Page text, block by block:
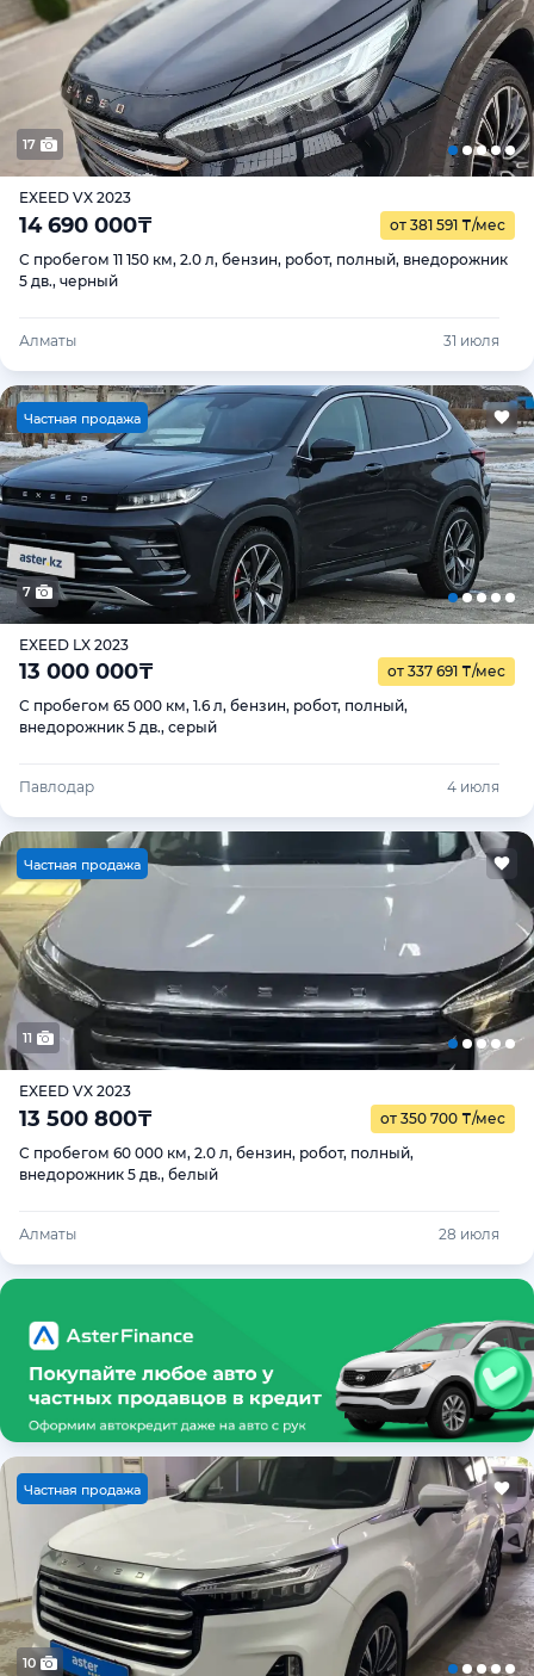
17
EXEED VX 2023
14 690 000₸ от 381 591 ₸/мес
С пробегом 11 150 км, 2.0 л, бензин, робот, полный, внедорожник
5 дв., черный
Алматы 31 июля
Частная продажа
7
EXEED LX 2023
13 000 000₸ от 337 691 ₸/мес
С пробегом 65 000 км, 1.6 л, бензин, робот, полный,
внедорожник 5 дв., серый
Павлодар 4 июля
Частная продажа
11
EXEED VX 2023
13 500 800₸ от 350 700 ₸/мес
С пробегом 60 000 км, 2.0 л, бензин, робот, полный,
внедорожник 5 дв., белый
Алматы 28 июля
Частная продажа
10